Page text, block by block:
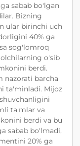
sabab bo'lgan
Bizning
ular birinchi uch
40% ga
sog'lomroq
o'sib
berdi.
nazorati barcha
ta'minladi. Mijoz
ta'mlar va
berdi va bu
sabab bo'lmadi,
20% ga